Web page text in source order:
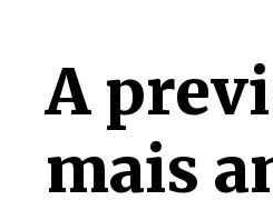
A
mais